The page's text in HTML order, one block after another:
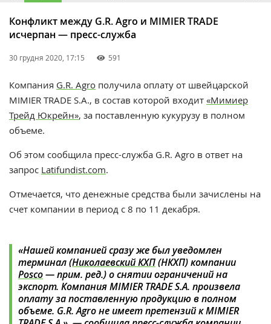
Конфликт между G.R. Agro и MIMIER TRADE
исчерпан — пресс-служба
30 грудня 2020, 17:15 591
Компания G.R. Agro получила оплату от швейцарской
MIMIER TRADE S.A., в состав которой входит «Мимиер
Трейд Юкрейн», за поставленную кукурузу в полном
объеме.
Об этом сообщила пресс-служба G.R. Agro в ответ на
запрос Latifundist.com.
Отмечается, что денежные средства были зачислены на
счет компании в период с 8 по 11 декабря.
«Нашей компанией сразу же был уведомлен
терминал (Николаевский КХП(НКХП) компании
Posco— прим. ред.) о снятии ограничений на
экспорт. Компания MIMIER TRADE S.A. произвела
оплату за поставленную продукцию в полном
объеме. G.R. Agro не имеет претензий к MIMIER